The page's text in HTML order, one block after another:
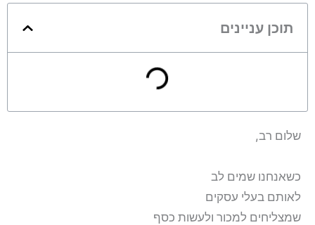
תוכן עניינים
שלום רב,
כשאנחנו שמים לב
לאותם בעלי עסקים
שמצליחים למכור ולעשות כסף